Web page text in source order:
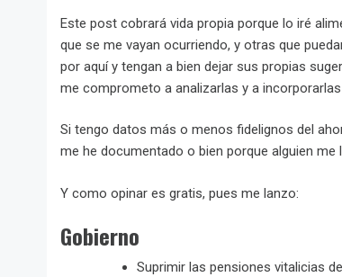
Este post cobrará vida propia porque lo iré
que se me vayan ocurriendo, y otras que
por aquí y tengan a bien dejar sus propias
me comprometo a analizarlas y a
Si tengo datos más o menos fidelignos del
me he documentado o bien porque alguien me
Y como opinar es gratis, pues me lanzo:
Gobierno
Suprimir las pensiones vitalicias